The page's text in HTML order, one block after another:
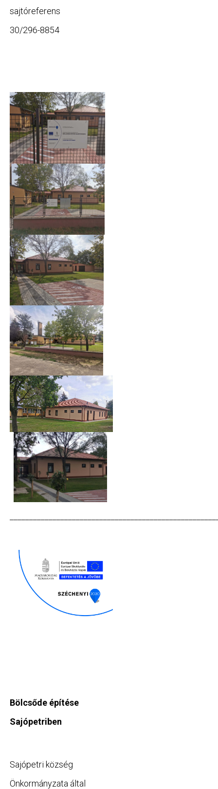
sajtóreferens
30/296-8854
Bölcsőde építése
Sajópetriben
Sajópetri község
Önkormányzata által